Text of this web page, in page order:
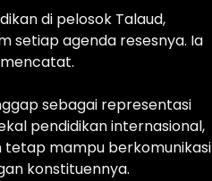
di pelosok Talaud,
setiap agenda resesnya. Ia
sebagai representasi
pendidikan internasional,
tetap mampu berkomunikasi
konstituennya.